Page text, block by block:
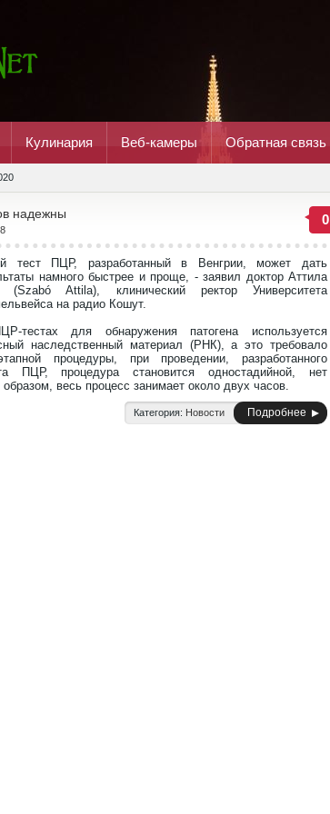
Кулинария Веб-камеры Обратная связь
0
надежны
тест ПЦР, разработанный в Венгрии, может дать
намного быстрее и проще, - заявил доктор Аттила
(Szabó Attila), клинический ректор Университета
на радио Кошут.
тестах для обнаружения патогена используется
наследственный материал (РНК), а это требовало
процедуры, при проведении, разработанного
ПЦР, процедура становится одностадийной, нет
весь процесс занимает около двух часов.
Категория: Новости Подробнее